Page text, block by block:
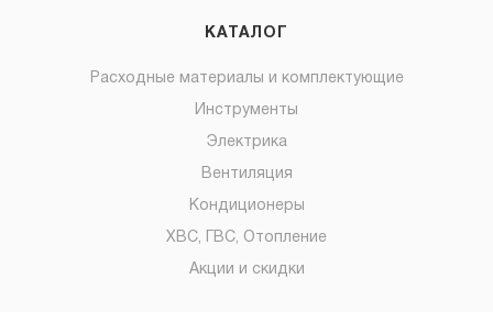
КАТАЛОГ
Расходные материалы и комплектующие
Инструменты
Электрика
Вентиляция
Кондиционеры
ХВС, ГВС, Отопление
Акции и скидки